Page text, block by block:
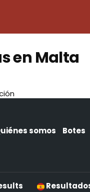
en Malta
somos Botes